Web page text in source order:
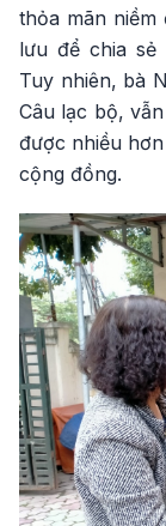
thỏa mãn niềm
lưu để chia sẻ
Tuy nhiên, bà
Câu lạc bộ,
được nhiều
cộng đồng.